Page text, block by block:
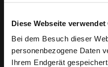
Diese Webseite verwendet
Bei dem Besuch dieser
personenbezogene Daten
Ihrem Endgerät